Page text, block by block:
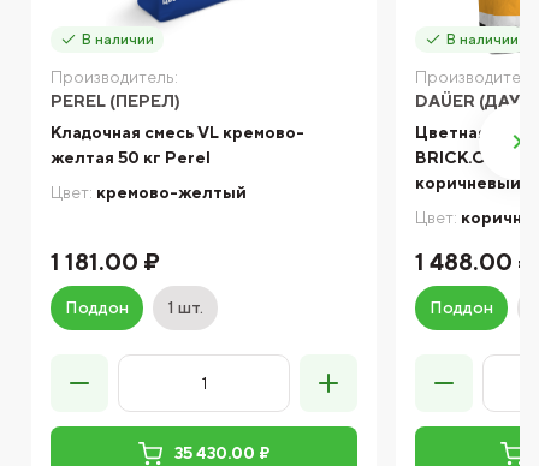
В наличии
Производитель:
PEREL (ПЕРЕЛ)
Кладочная смесь VL кремово-
желтая 50 кг Perel
Цвет: кремово-желтый
1 181.00 ₽
Поддон 1 шт.
35 430.00 ₽
В наличии
DAÜER
Цветная
коричневый
Цвет:
1 488.00 ₽
Поддон